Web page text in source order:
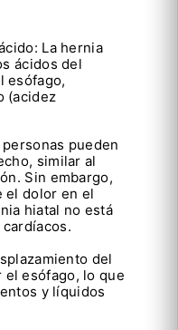
La hernia
ácidos del
esófago,
(acidez
pueden
similar al
Sin embargo,
el dolor en el
hiatal no está
del
esófago, lo que
y líquidos